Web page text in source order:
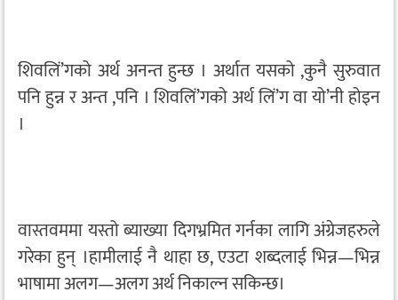
शिवलिं’गको अर्थ अनन्त हुन्छ । अर्थात यसको ,कुनै सुरुवात
पनि हुन्न र अन्त ,पनि । शिवलिं’गको अर्थ लिं’ग वा यो’नी होइन
।
वास्तवममा यस्तो ब्याख्या दिगभ्रमित गर्नका लागि अंग्रेजहरुले
गरेका हुन् ।हामीलाई नै थाहा छ, एउटा शब्दलाई भिन्न—भिन्न
भाषामा अलग—अलग अर्थ निकाल्न सकिन्छ।